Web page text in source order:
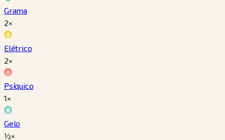
Grama
2×
Elétrico
2×
Psíquico
1×
Gelo
½×